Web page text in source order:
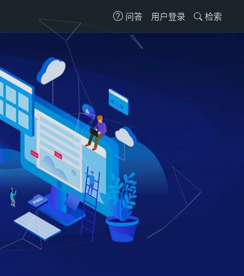
问答 用户登录 检索